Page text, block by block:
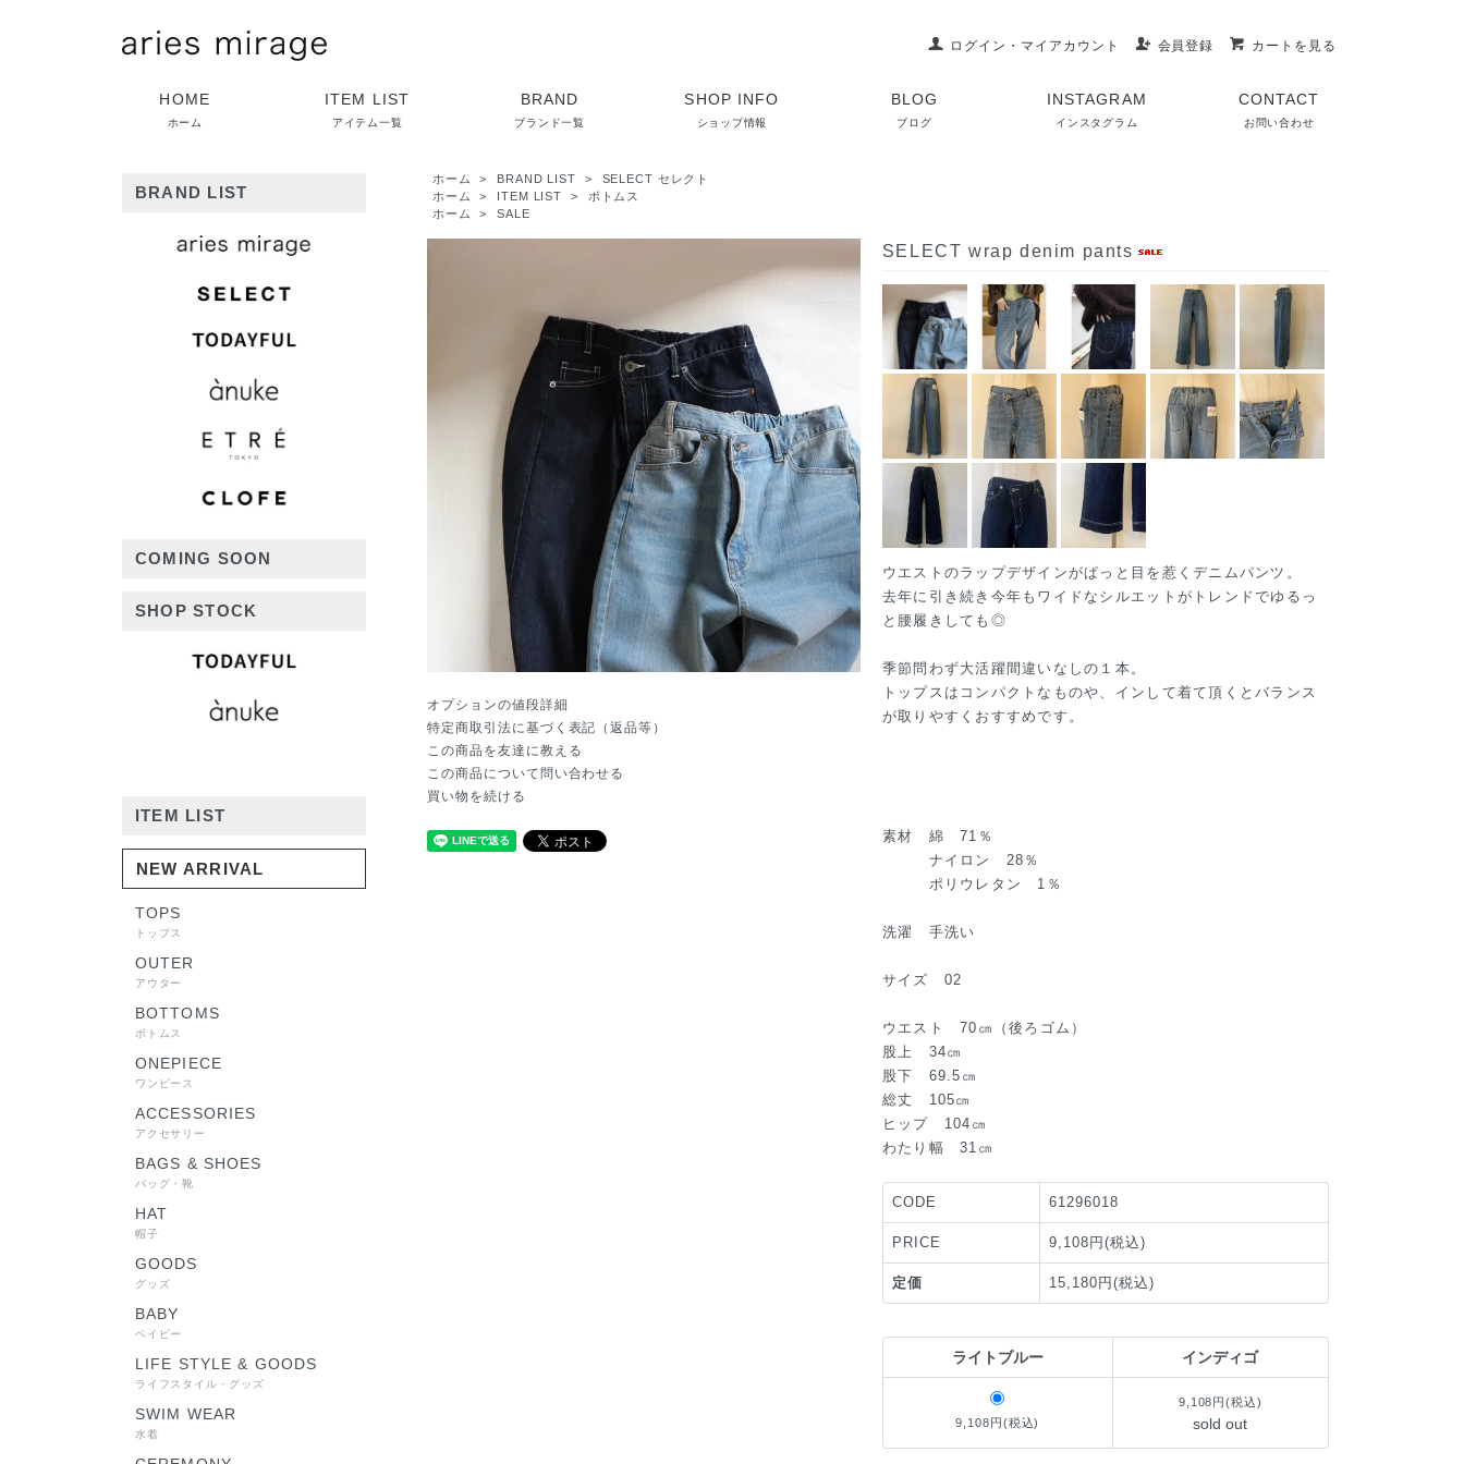
ログイン・マイアカウント 会員登録 カートを見る
HOME
ホーム
ITEM LIST
アイテム一覧
BRAND
ブランド一覧
SHOP INFO
ショップ情報
BLOG
ブログ
INSTAGRAM
インスタグラム
CONTACT
お問い合わせ
ホーム > BRAND LIST >
SELECT セレクト
ホーム
> ITEM LIST >
ボトムス
ホーム
> SALE
オプションの値段詳細
特定商取引法に基づく表記（返品等）
この商品を友達に教える
この商品について問い合わせる
買い物を続ける
SELECT wrap denim pants
ウエストのラップデザインがぱっと目を惹くデニムパンツ。
去年に引き続き今年もワイドなシルエットがトレンドでゆるっ
と腰履きしても◎
季節問わず大活躍間違いなしの１本。
トップスはコンパクトなものや、インして着て頂くとバランス
が取りやすくおすすめです。
素材 綿 71％
ナイロン 28％
ポリウレタン 1％
洗濯 手洗い
サイズ 02
ウエスト 70㎝（後ろゴム）
股上 34㎝
股下 69.5㎝
総丈 105㎝
ヒップ 104㎝
わたり幅 31㎝
CODE 61296018
PRICE 9,108円(税込)
定価 15,180円(税込)
ライトブルー インディゴ
9,108円(税込)
9,108円(税込)
sold out
BRAND LIST
COMING SOON
SHOP STOCK
ITEM LIST
NEW ARRIVAL
TOPS
トップス
OUTER
アウター
BOTTOMS
ボトムス
ONEPIECE
ワンピース
ACCESSORIES
アクセサリー
BAGS & SHOES
バッグ・靴
HAT
帽子
GOODS
グッズ
BABY
ベイビー
LIFE STYLE & GOODS
ライフスタイル・グッズ
SWIM WEAR
水着